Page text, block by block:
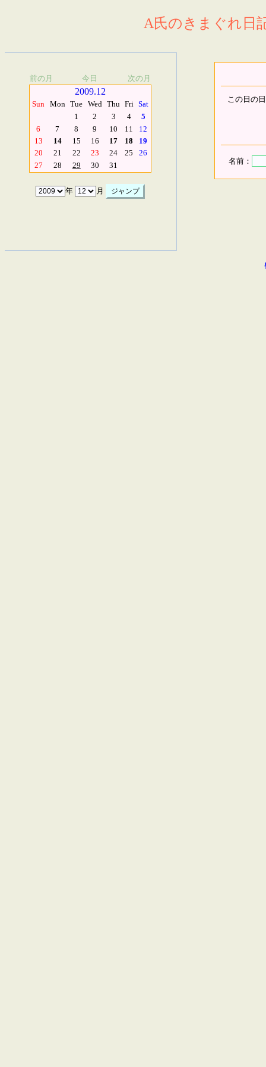
A氏のきまぐれ日
前の月 今日 次の月
2009.12
Sun Mon Tue Wed Thu Fri Sat
1
2 3 4
5
6
7 8 9 10 11
12
13
14 15 16 17 18
19
20
21 22 23 24 25
26
27
28 29 30 31
年 月
この日の
名前：